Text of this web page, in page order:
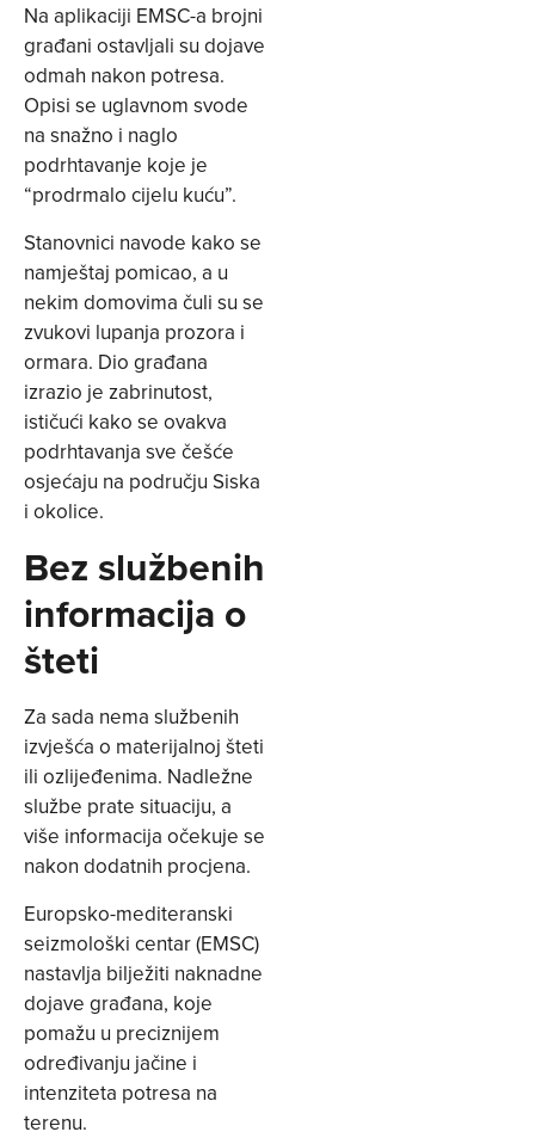
Na aplikaciji EMSC-a brojni
građani ostavljali su dojave
odmah nakon potresa.
Opisi se uglavnom svode
na snažno i naglo
podrhtavanje koje je
“prodrmalo cijelu kuću”.
Stanovnici navode kako se
namještaj pomicao, a u
nekim domovima čuli su se
zvukovi lupanja prozora i
ormara. Dio građana
izrazio je zabrinutost,
ističući kako se ovakva
podrhtavanja sve češće
osjećaju na području Siska
i okolice.
Bez službenih
informacija o
šteti
Za sada nema službenih
izvješća o materijalnoj šteti
ili ozlijeđenima. Nadležne
službe prate situaciju, a
više informacija očekuje se
nakon dodatnih procjena.
Europsko-mediteranski
seizmološki centar (EMSC)
nastavlja bilježiti naknadne
dojave građana, koje
pomažu u preciznijem
određivanju jačine i
intenziteta potresa na
terenu.